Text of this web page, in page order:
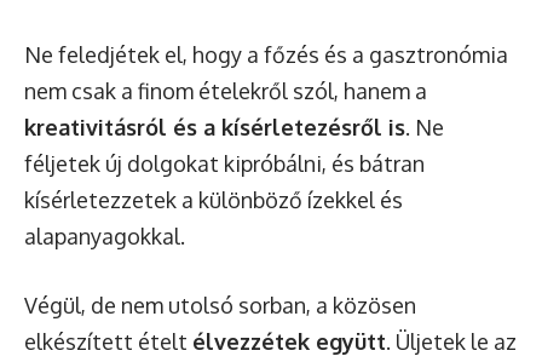
Ne feledjétek el, hogy a főzés és a gasztronómia
nem csak a finom ételekről szól, hanem a
kreativitásról és a kísérletezésről is. Ne
féljetek új dolgokat kipróbálni, és bátran
kísérletezzetek a különböző ízekkel és
alapanyagokkal.
Végül, de nem utolsó sorban, a közösen
elkészített ételt élvezzétek együtt. Üljetek le az